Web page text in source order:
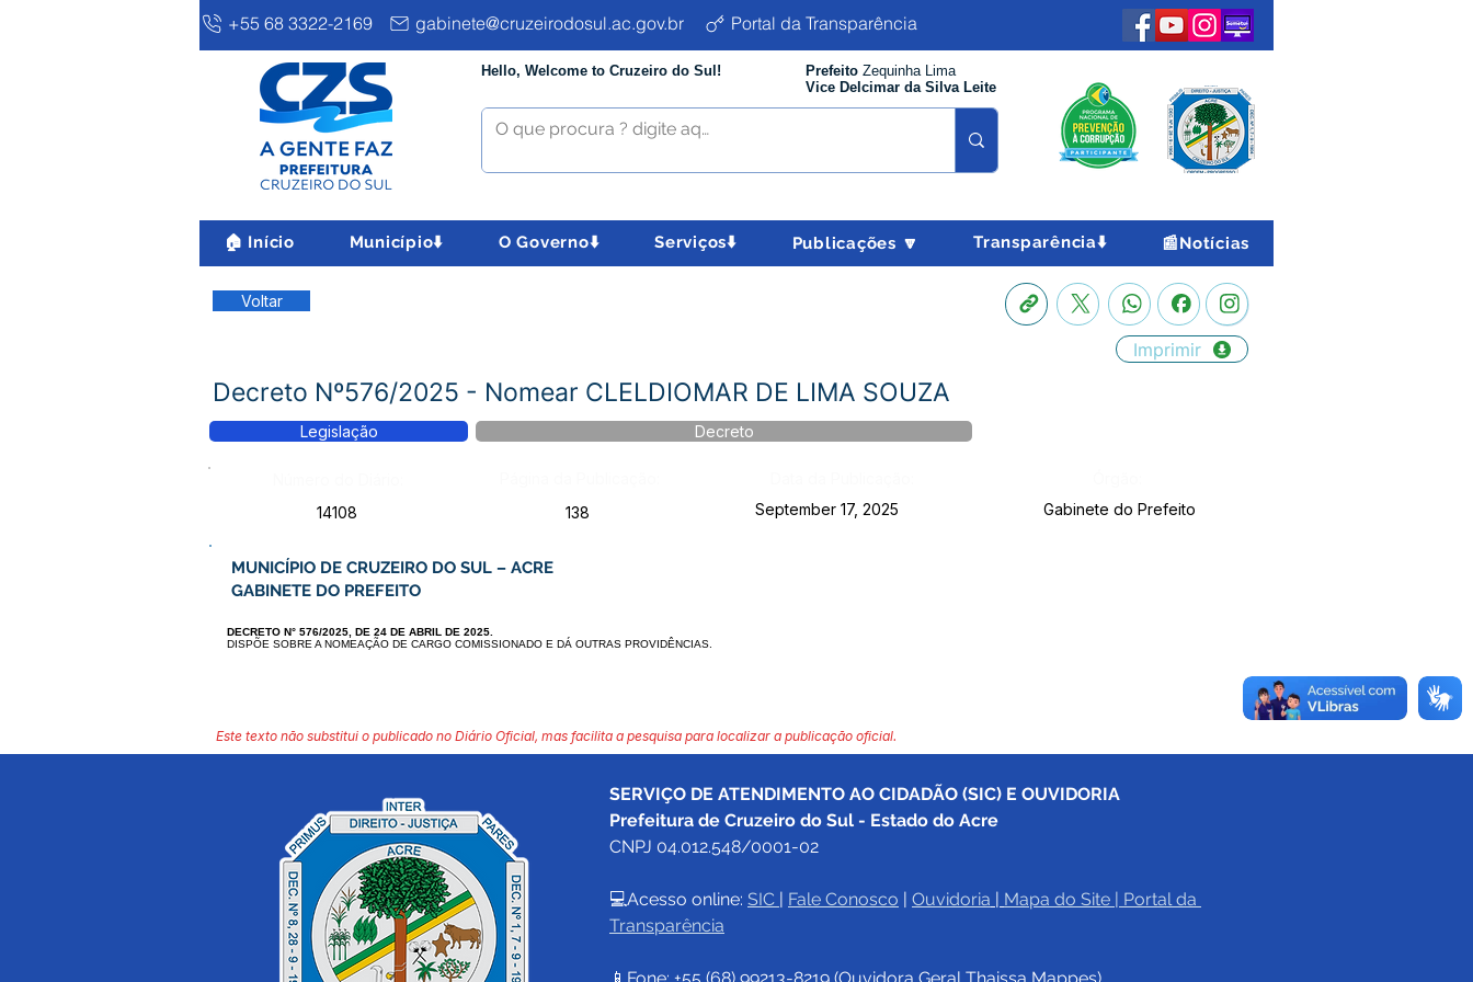
+55 68 3322-2169 gabinete@cruzeirodosul.ac.gov.br Portal da Transparência
Hello, Welcome to Cruzeiro do Sul! Prefeito Zequinha Lima
Vice Delcimar da Silva Leite
🏠 Início Município⬇️ O Governo⬇️ Serviços⬇️ Publicações 🔽 Transparência⬇️ 📰Notícias
Voltar
Imprimir
Decreto Nº576/2025 - Nomear CLELDIOMAR DE LIMA SOUZA
Legislação Decreto
14108
138 September 17, 2025 Gabinete do Prefeito
MUNICÍPIO DE CRUZEIRO DO SUL – ACRE
GABINETE DO PREFEITO
DECRETO N° 576/2025, DE 24 DE ABRIL DE 2025.
DISPÕE SOBRE A NOMEAÇÃO DE CARGO COMISSIONADO E DÁ OUTRAS PROVIDÊNCIAS.
Este texto não substitui o publicado no Diário Oficial, mas facilita a pesquisa para localizar a publicação oficial.
SERVIÇO DE ATENDIMENTO AO CIDADÃO (SIC) E OUVIDORIA
Prefeitura de Cruzeiro do Sul - Estado do Acre
CNPJ 04.012.548/0001-02
💻Acesso online: SIC | Fale Conosco | Ouvidoria | Mapa do Site | Portal da
Transparência